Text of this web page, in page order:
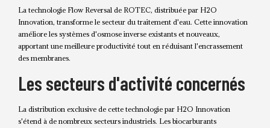
La technologie Flow Reversal de ROTEC, distribuée par H2O
Innovation, transforme le secteur du traitement d'eau. Cette innovation
améliore les systèmes d'osmose inverse existants et nouveaux,
apportant une meilleure productivité tout en réduisant l'encrassement
des membranes.
Les secteurs d'activité concernés
La distribution exclusive de cette technologie par H2O Innovation
s'étend à de nombreux secteurs industriels. Les biocarburants